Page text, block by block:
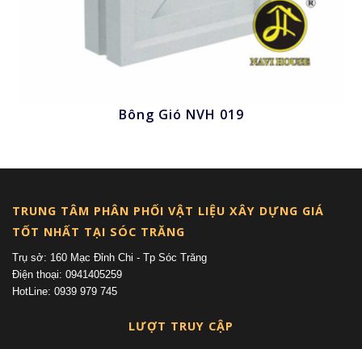
Nhấn để xem
Bông Gió NVH 019
TRUNG TÂM PHÂN PHỐI VẬT LIỆU XÂY DỰNG GIÁ
TỐT NHẤT TẠI SÓC TRĂNG
Trụ sở: 160 Mạc Đỉnh Chi - Tp Sóc Trăng
Điện thoại: 0941405259
HotLine: 0939 979 745
LƯỢT TRUY CẬP